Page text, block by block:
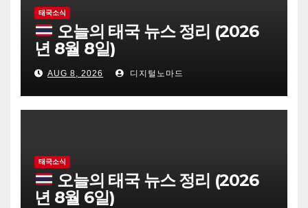
태국소식
오늘의 태국 뉴스 정리 (2026
년 8월 8일)
AUG 8, 2026 디지털노마드
태국소식
오늘의 태국 뉴스 정리 (2026
년 8월 6일)